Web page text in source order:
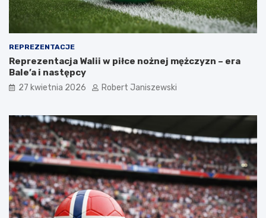
REPREZENTACJE
Reprezentacja Walii w piłce nożnej mężczyzn – era
Bale’a i następcy
27 kwietnia 2026 Robert Janiszewski